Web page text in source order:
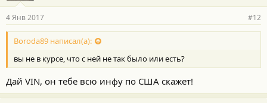
4 Янв 2017 #12
Boroda89 написал(а):
вы не в курсе, что с ней не так было или есть?
Дай VIN, он тебе всю инфу по США скажет!